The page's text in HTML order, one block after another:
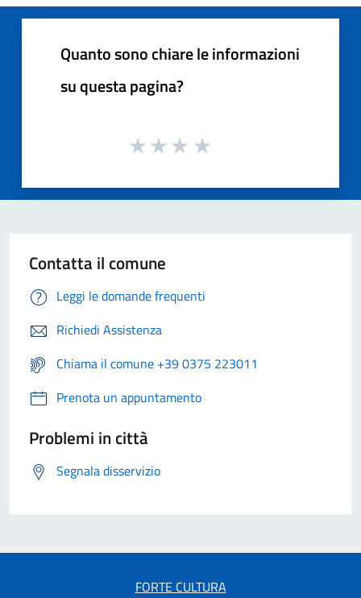
Quanto sono chiare le informazioni
su questa pagina?
Contatta il comune
Leggi le domande frequenti
Richiedi Assistenza
Chiama il comune +39 0375 223011
Prenota un appuntamento
Problemi in città
Segnala disservizio
FORTE CULTURA